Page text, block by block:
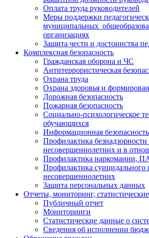
Оплата труда руководителей
Меры поддержки
муниципальных
организациях
Защита чести и достоинства
Комплексная безопасность
Гражданская оборона и ЧС
Антитеррористическая
Охрана труда
Охрана здоровья и
Дорожная безопасность
Пожарная безопасность
Социально-психологическое
обучающихся
Информационная безопасность
Профилактика
несовершеннолетних и в
Профилактика
Профилактика суицидального
несовершеннолетних
Защита персональных данных
Отчеты, мониторинг,
Публичный отчет
Мониторинги
Статистические данные о
Сведения об исполнении